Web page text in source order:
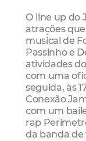
O line up do
atrações
musical de
Passinho e
atividades
com uma
seguida, às
Conexão
com um
rap
da banda de